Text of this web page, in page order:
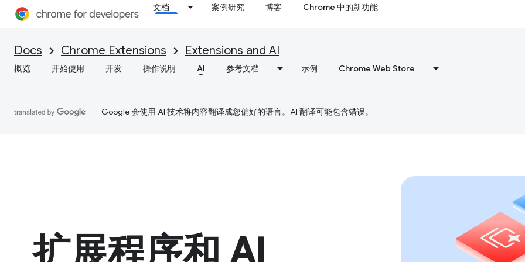
文档 案例研究 博客 Chrome 中的新功能
Docs Chrome Extensions Extensions and AI
概览 开始使用 开发 操作说明 AI 参考文档 示例 Chrome Web Store
Google 会使用 AI 技术将内容翻译成您偏好的语言。AI 翻译可能包含错误。
扩展程序和 AI